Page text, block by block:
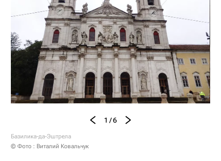
1 / 6
Базилика-да-Эштрела
© Фото : Виталий Ковальчук